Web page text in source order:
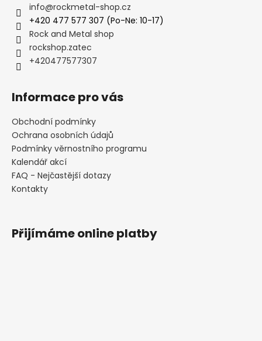
info@rockmetal-shop.cz
+420 477 577 307 (Po-Ne: 10-17)
Rock and Metal shop
rockshop.zatec
+420477577307
Informace pro vás
Obchodní podmínky
Ochrana osobních údajů
Podmínky věrnostního programu
Kalendář akcí
FAQ - Nejčastější dotazy
Kontakty
Přijímáme online platby